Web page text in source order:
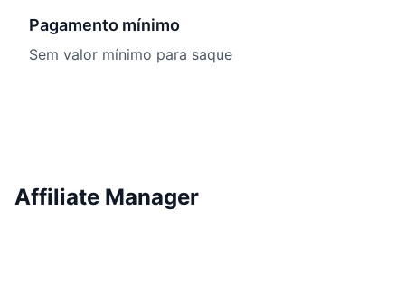
Pagamento mínimo
Sem valor mínimo para saque
Affiliate Manager